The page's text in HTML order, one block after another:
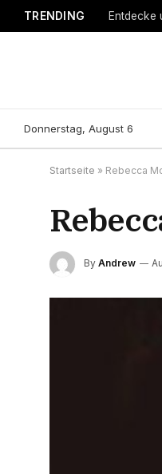
TRENDING Entdecke
Donnerstag, August 6
Startseite » Rebecca
By Andrew